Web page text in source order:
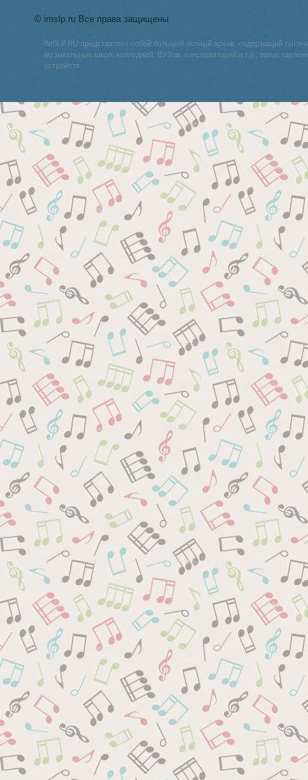
© imslp.ru Все права защищены
IMSLP.RU представляет собой большой нотный архив, содержащий
музыкальных школ, колледжей, ВУЗов, консерваторий и т.д.,
устройств.